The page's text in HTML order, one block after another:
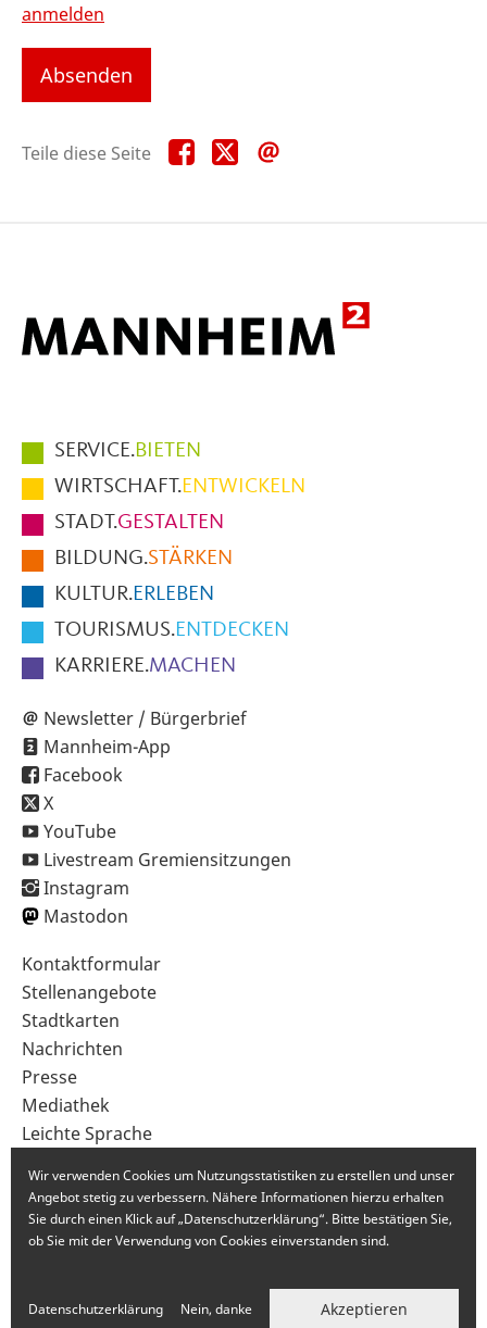
anmelden
Teile diese Seite Teile
diese
Teile
diese
Hauptmenüpunkte
im
Fußbereich
der
Seite
SERVICE.BIETEN
WIRTSCHAFT.ENTWICKELN
STADT.GESTALTEN
BILDUNG.STÄRKEN
KULTUR.ERLEBEN
TOURISMUS.ENTDECKEN
KARRIERE.MACHEN
Newsletter / Bürgerbrief
Mannheim-App
Facebook
X
YouTube
Livestream Gremiensitzungen
Instagram
Mastodon
Sekundärnavigation
im
Fußbereich
Kontaktformular
Stellenangebote
Stadtkarten
Nachrichten
Presse
Mediathek
Leichte Sprache
Wir verwenden Cookies um Nutzungsstatistiken zu erstellen und unser
Angebot stetig zu verbessern. Nähere Informationen hierzu erhalten
Sie durch einen Klick auf „Datenschutzerklärung“. Bitte bestätigen Sie,
ob Sie mit der Verwendung von Cookies einverstanden sind.
Datenschutzerklärung Nein, danke Akzeptieren